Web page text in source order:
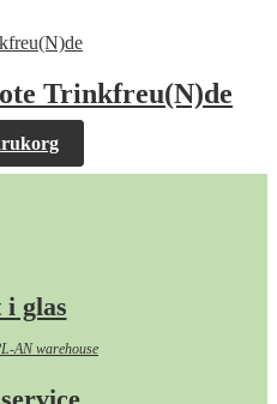
Trinkfreu(N)de
i glas
AN warehouse